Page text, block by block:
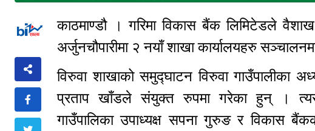
काठमाण्डौ । गरिमा विकास बैंक लिमिटेडले
अर्जुनचौपारीमा २ नयाँ शाखा कार्यालयहरु
विरुवा शाखाको समुद्घाटन विरुवा गाउँपालीका
प्रताप खाँडले संयुक्त रुपमा गरेका हुन् ।
गाउँपालिका उपाध्यक्ष सपना गुरुङ र विकास